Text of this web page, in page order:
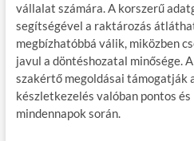
vállalat számára. A korszerű
segítségével a raktározás
megbízhatóbbá válik, miközben
javul a döntéshozatal minősége.
szakértő megoldásai támogatják
készletkezelés valóban pontos
mindennapok során.